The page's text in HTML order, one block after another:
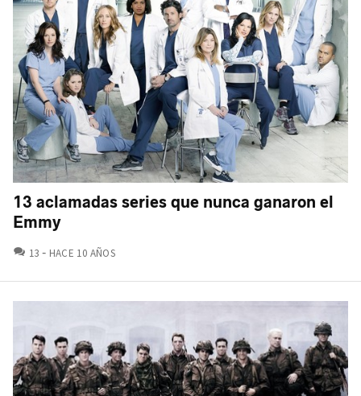
13 aclamadas series que nunca ganaron el
Emmy
13 COMENTARIOS
HACE 10 AÑOS